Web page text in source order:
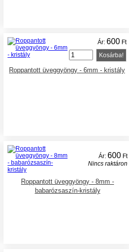
Ár: 600 Ft
Kosárba!
Roppantott üveggyöngy - 6mm - kristály
Ár: 600 Ft
Nincs raktáron
Roppantott üveggyöngy - 8mm -
babarózsaszín-kristály